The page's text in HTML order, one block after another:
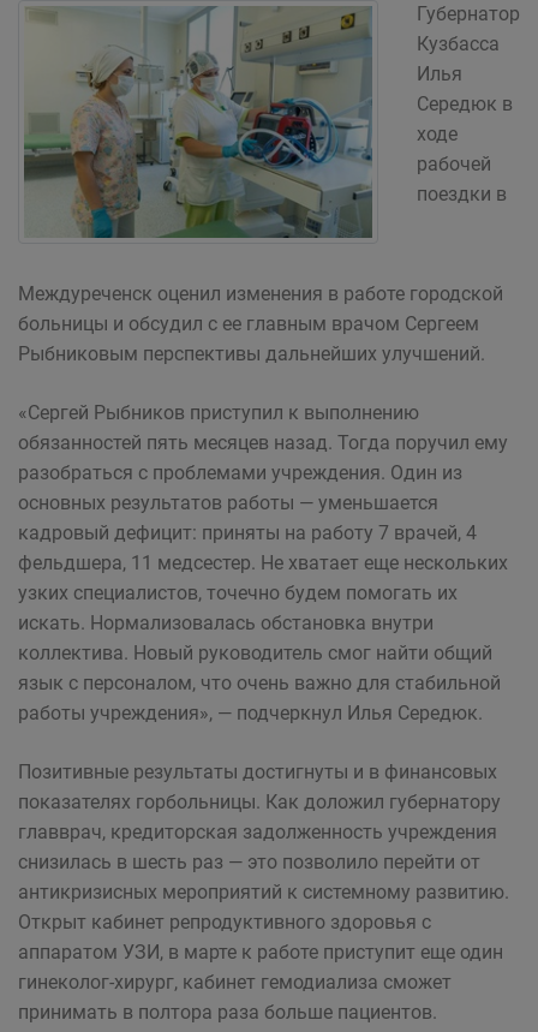
Губернатор
Кузбасса
Илья
Середюк в
ходе
рабочей
поездки в
Междуреченск оценил изменения в работе городской
больницы и обсудил с ее главным врачом Сергеем
Рыбниковым перспективы дальнейших улучшений.
«Сергей Рыбников приступил к выполнению
обязанностей пять месяцев назад. Тогда поручил ему
разобраться с проблемами учреждения. Один из
основных результатов работы — уменьшается
кадровый дефицит: приняты на работу 7 врачей, 4
фельдшера, 11 медсестер. Не хватает еще нескольких
узких специалистов, точечно будем помогать их
искать. Нормализовалась обстановка внутри
коллектива. Новый руководитель смог найти общий
язык с персоналом, что очень важно для стабильной
работы учреждения», — подчеркнул Илья Середюк.
Позитивные результаты достигнуты и в финансовых
показателях горбольницы. Как доложил губернатору
главврач, кредиторская задолженность учреждения
снизилась в шесть раз — это позволило перейти от
антикризисных мероприятий к системному развитию.
Открыт кабинет репродуктивного здоровья с
аппаратом УЗИ, в марте к работе приступит еще один
гинеколог-хирург, кабинет гемодиализа сможет
принимать в полтора раза больше пациентов.